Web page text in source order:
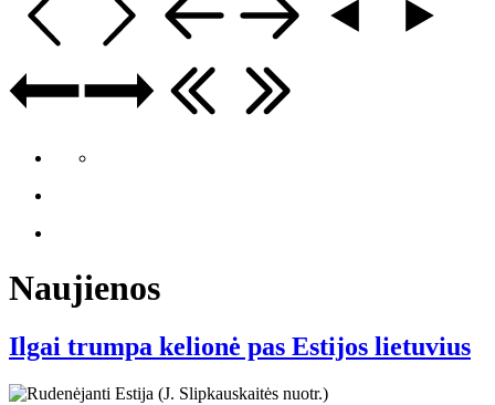
Naujienos
Ilgai trumpa kelionė pas Estijos lietuvius